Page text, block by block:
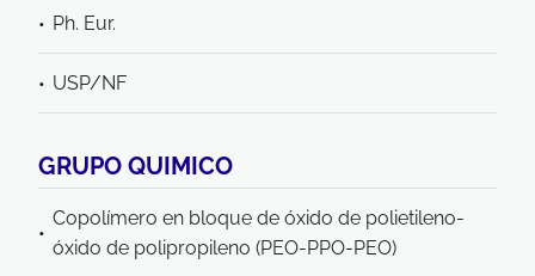
Ph. Eur.
USP/NF
GRUPO QUIMICO
Copolímero en bloque de óxido de polietileno-
óxido de polipropileno (PEO-PPO-PEO)